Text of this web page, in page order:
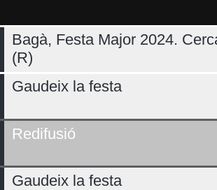
Dimarts 04
Bagà, Festa Major 2024.
(R)
Gaudeix la festa
Redifusió
Gaudeix la festa